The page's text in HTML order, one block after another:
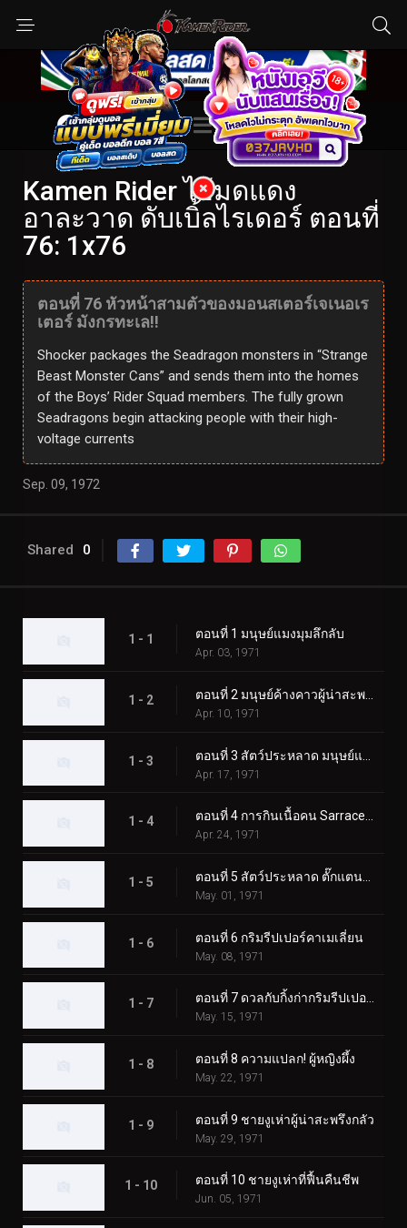
Kamen Rider ไอ้มดแดง
อาละวาด ดับเบิ้ลไรเดอร์ ตอนที่
76: 1x76
ตอนที่ 76 หัวหน้าสามตัวของมอนสเตอร์เจเนอเร
เตอร์ มังกรทะเล!!
Shocker packages the Seadragon monsters in “Strange
Beast Monster Cans” and sends them into the homes
of the Boys’ Rider Squad members. The fully grown
Seadragons begin attacking people with their high-
voltage currents
Sep. 09, 1972
Shared 0
1 - 1 ตอนที่ 1 มนุษย์แมงมุมลึกลับ
Apr. 03, 1971
1 - 2
Apr. 10, 1971
1 - 3
Apr. 17, 1971
1 - 4 ตอนที่ 4 การกินเนื้อคน Sarracenian
Apr. 24, 1971
1 - 5
May. 01, 1971
1 - 6 ตอนที่ 6 กริมรีปเปอร์คาเมเลี่ยน
May. 08, 1971
1 - 7 ตอนที่ 7 ดวลกับกิ้งก่ากริมรีปเปอร์! ความประทับใจในงานมหกรรมโลก
May. 15, 1971
1 - 8 ตอนที่ 8 ความแปลก! ผู้หญิงผึ้ง
May. 22, 1971
1 - 9 ตอนที่ 9 ชายงูเห่าผู้น่าสะพรึงกลัว
May. 29, 1971
1 - 10 ตอนที่ 10 ชายงูเห่าที่ฟื้นคืนชีพ
Jun. 05, 1971